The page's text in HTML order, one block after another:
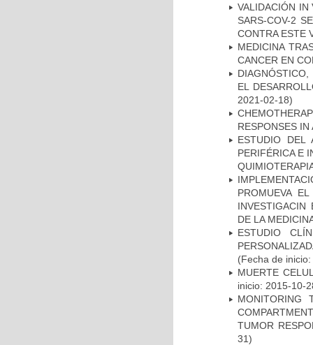
VALIDACIÓN IN
SARS-COV-2
CONTRA ESTE
MEDICINA
CANCER EN
EL
2021-02-18)
RESPONSES IN
ESTUDIO DEL
PERIFÉRICA E
PROMUEVA
INVESTIGACIN
DE LA
ESTUDIO
(Fecha de
MUERTE
inicio: 2015-10-
MONITORING
TUMOR
31)